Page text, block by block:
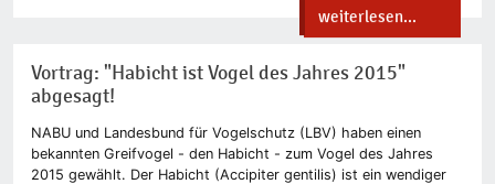
weiterlesen...
Vortrag: "Habicht ist Vogel des Jahres 2015"
abgesagt!
NABU und Landesbund für Vogelschutz (LBV) haben einen
bekannten Greifvogel - den Habicht - zum Vogel des Jahres
2015 gewählt. Der Habicht (Accipiter gentilis) ist ein wendiger